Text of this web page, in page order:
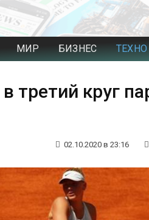
МИР БИЗНЕС ТЕХНО
третий круг
02.10.2020 в 23:16